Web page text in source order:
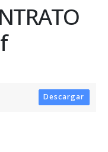
Descargar